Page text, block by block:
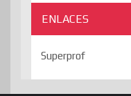
ENLACES
Superprof